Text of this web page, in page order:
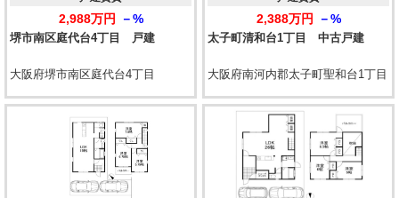
堺市南区庭代台4丁目 戸建
2,988万円 －%
大阪府堺市南区庭代台4丁目
太子町清和台1丁目 中古戸建
2,388万円 －%
大阪府南河内郡太子町聖和台1丁目